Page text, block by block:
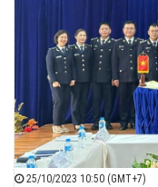
25/10/2023 10:50 (GMT+7)